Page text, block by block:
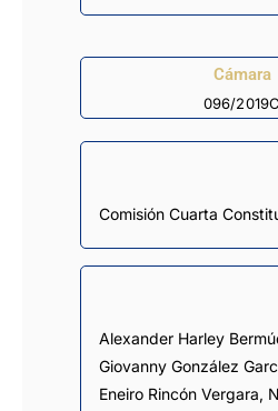
Cámara
096/2019C
Comisión Cuarta
Alexander Harley
Giovanny González
Eneiro Rincón Vergara,